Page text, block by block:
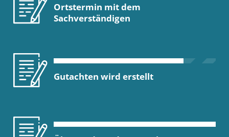
Ortstermin mit dem
Sachverständigen
Gutachten wird erstellt